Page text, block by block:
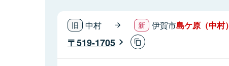
中村 伊賀市島ケ原（中村）
519-1705